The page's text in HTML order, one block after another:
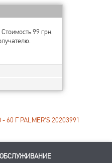
99 грн.
Г PALMER'S 20203991
ОБСЛУЖИВАНИЕ